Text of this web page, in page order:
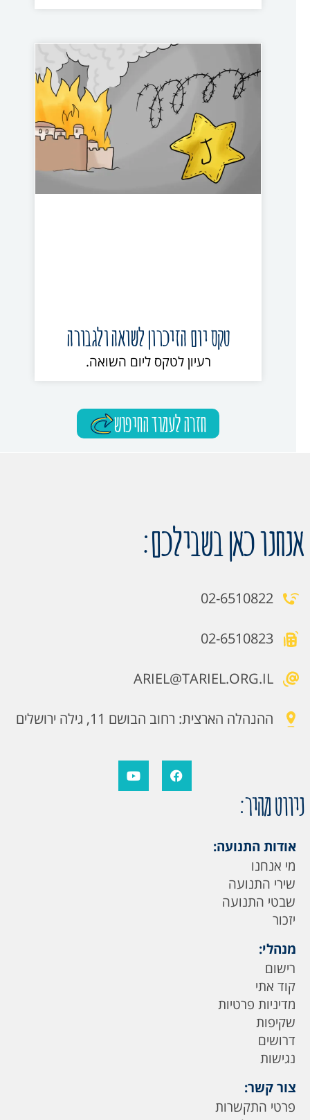
טקס יום הזיכרון לשואה ולגבורה
רעיון לטקס ליום השואה.
חזרה לעמוד החיפוש
אנחנו כאן בשבילכם:
02-6510822
02-6510823
ARIEL@TARIEL.ORG.IL
ההנהלה הארצית: רחוב הבושם 11, גילה ירושלים
ניווט מהיר:
אודות התנועה:
מי אנחנו
שירי התנועה
שבטי התנועה
יזכור
מנהלי:
רישום
קוד אתי
מדיניות פרטיות
שקיפות
דרושים
נגישות
צור קשר:
פרטי התקשרות